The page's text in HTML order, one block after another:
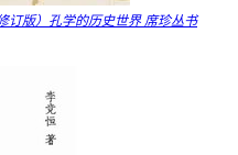
订版）孔学的历史世界 席珍丛书